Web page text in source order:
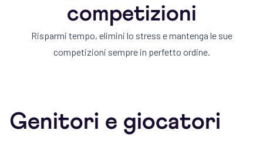
competizioni
Risparmi tempo, elimini lo stress e mantenga le sue
competizioni sempre in perfetto ordine.
Genitori e giocatori